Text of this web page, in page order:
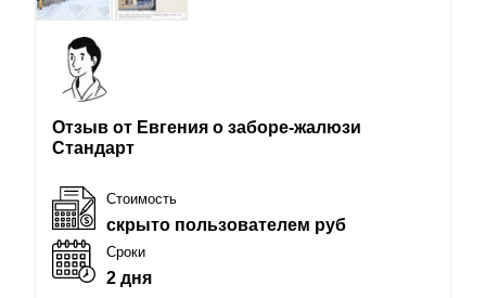
Отзыв от Евгения о заборе-жалюзи
Стандарт
Стоимость
скрыто пользователем руб
Сроки
2 дня